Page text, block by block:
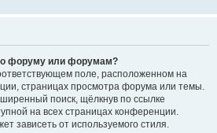
форуму или форумам?
поле, расположенном на
страницах просмотра форума или темы.
поиск, щёлкнув по ссылке
на всех страницах конференции.
зависеть от используемого стиля.